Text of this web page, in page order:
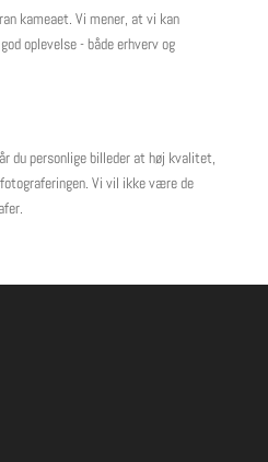
kameaet. Vi mener, at vi kan
oplevelse - både erhverv og
du personlige billeder at høj kvalitet,
Vi vil ikke være de